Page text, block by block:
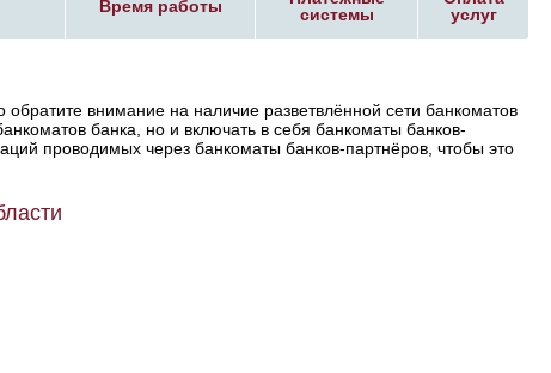
Время работы
системы
услуг
внимание на наличие разветвлённой сети банкоматов
банка, но и включать в себя банкоматы банков-
проводимых через банкоматы банков-партнёров, чтобы это